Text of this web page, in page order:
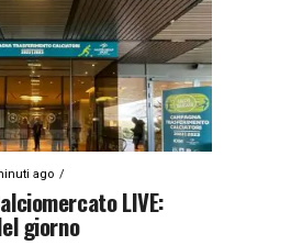
ago
LIVE:
giorno